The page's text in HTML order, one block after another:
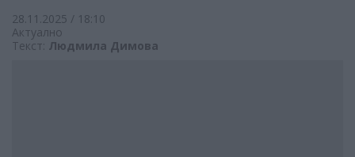
28.11.2025 / 18:10
Актуално
Текст: Людмила Димова